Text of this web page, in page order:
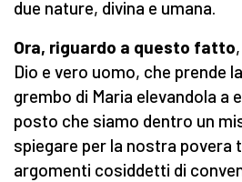
due nature, divina e umana.
Ora, riguardo a questo fatto
Dio e vero uomo, che prende
grembo di Maria elevandola a
posto che siamo dentro un
spiegare per la nostra povera
argomenti cosiddetti di